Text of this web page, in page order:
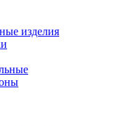
изделия